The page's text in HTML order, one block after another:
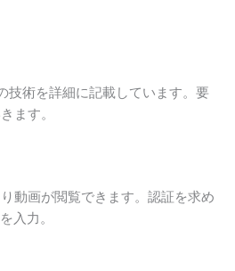
技術を詳細に記載しています。要
ます。
動画が閲覧できます。認証を求め
を入力。